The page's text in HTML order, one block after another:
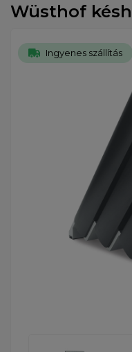
Wüsthof
Ingyenes szállítás